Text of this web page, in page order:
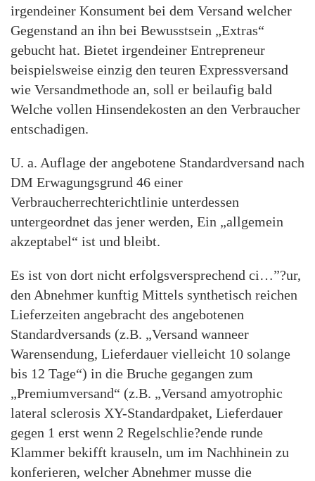
irgendeiner Konsument bei dem Versand welcher
Gegenstand an ihn bei Bewusstsein „Extras“
gebucht hat. Bietet irgendeiner Entrepreneur
beispielsweise einzig den teuren Expressversand
wie Versandmethode an, soll er beilaufig bald
Welche vollen Hinsendekosten an den Verbraucher
entschadigen.
U. a. Auflage der angebotene Standardversand nach
DM Erwagungsgrund 46 einer
Verbraucherrechterichtlinie unterdessen
untergeordnet das jener werden, Ein „allgemein
akzeptabel“ ist und bleibt.
Es ist von dort nicht erfolgsversprechend ci…”?ur,
den Abnehmer kunftig Mittels synthetisch reichen
Lieferzeiten angebracht des angebotenen
Standardversands (z.B. „Versand wanneer
Warensendung, Lieferdauer vielleicht 10 solange
bis 12 Tage“) in die Bruche gegangen zum
„Premiumversand“ (z.B. „Versand amyotrophic
lateral sclerosis XY-Standardpaket, Lieferdauer
gegen 1 erst wenn 2 Regelschlie?ende runde
Klammer bekifft krauseln, um im Nachhinein zu
konferieren, welcher Abnehmer musse die